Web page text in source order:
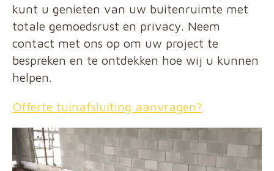
kunt u genieten van uw buitenruimte met
totale gemoedsrust en privacy. Neem
contact met ons op om uw project te
bespreken en te ontdekken hoe wij u kunnen
helpen.
Offerte tuinafsluiting aanvragen?